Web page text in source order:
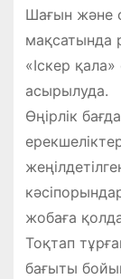
Шағын және
мақсатында
«Іскер
асырылуда.
Өңірлік
жобаға
Тоқтап
бағыты